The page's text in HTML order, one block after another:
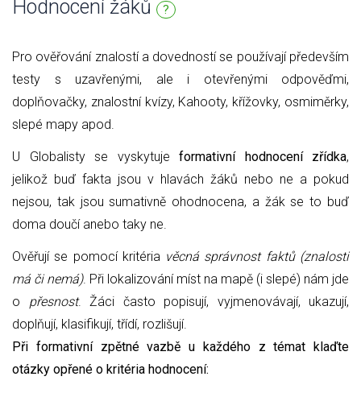
Hodnocení žáků ?
Pro ověřování znalostí a dovedností se používají především
testy s uzavřenými, ale i otevřenými odpověďmi,
doplňovačky, znalostní kvízy, Kahooty, křížovky, osmiměrky,
slepé mapy apod.
U Globalisty se vyskytuje formativní hodnocení zřídka,
jelikož buď fakta jsou v hlavách žáků nebo ne a pokud
nejsou, tak jsou sumativně ohodnocena, a žák se to buď
doma doučí anebo taky ne.
Ověřují se pomocí kritéria věcná správnost faktů (znalosti
má či nemá). Při lokalizování míst na mapě (i slepé) nám jde
o přesnost. Žáci často popisují, vyjmenovávají, ukazují,
doplňují, klasifikují, třídí, rozlišují.
Při formativní zpětné vazbě u každého z témat klaďte
otázky opřené o kritéria hodnocení: